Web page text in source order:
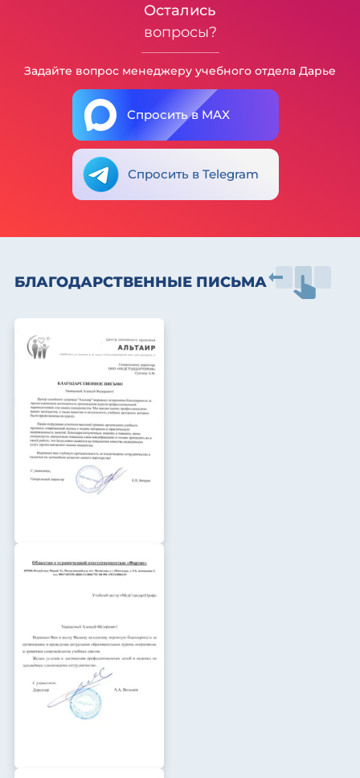
Остались
вопросы?
Задайте вопрос менеджеру учебного отдела Дарье
Спросить в MAX
Спросить в Telegram
БЛАГОДАРСТВЕННЫЕ ПИСЬМА